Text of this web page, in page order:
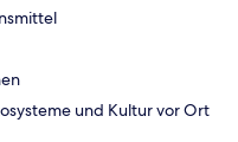
und Kultur vor Ort